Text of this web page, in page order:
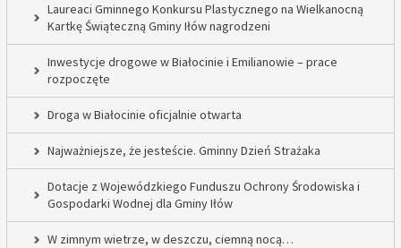
Laureaci Gminnego Konkursu Plastycznego na Wielkanocną
Kartkę Świąteczną Gminy Iłów nagrodzeni
Inwestycje drogowe w Białocinie i Emilianowie – prace
rozpoczęte
Droga w Białocinie oficjalnie otwarta
Najważniejsze, że jesteście. Gminny Dzień Strażaka
Dotacje z Wojewódzkiego Funduszu Ochrony Środowiska i
Gospodarki Wodnej dla Gminy Iłów
W zimnym wietrze, w deszczu, ciemną nocą…